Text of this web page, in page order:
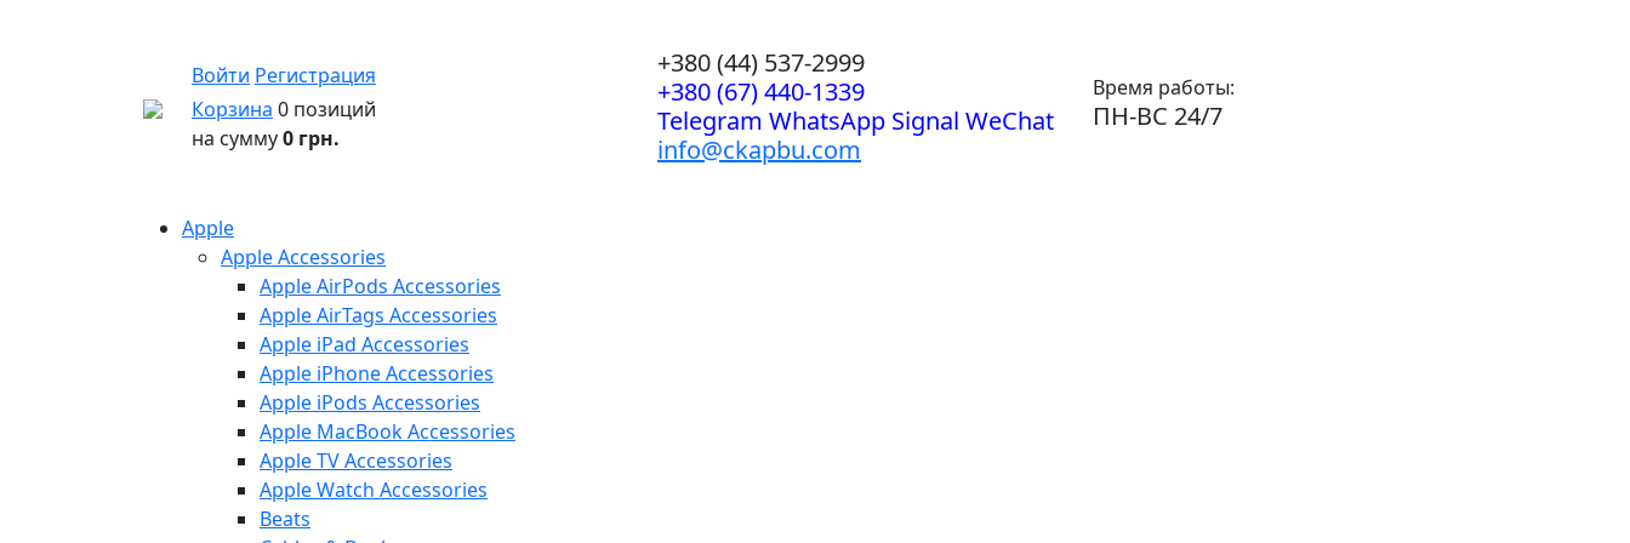
Войти Регистрация
Корзина 0 позиций
на сумму0 грн.
+380 (44) 537-2999
+380 (67) 440-1339
Telegram WhatsApp Signal WeChat
info@ckapbu.com
Время работы:
ПН-ВС 24/7
Apple
Apple Accessories
Apple AirPods Accessories
Apple AirTags Accessories
Apple iPad Accessories
Apple iPhone Accessories
Apple iPods Accessories
Apple MacBook Accessories
Apple TV Accessories
Apple Watch Accessories
Beats